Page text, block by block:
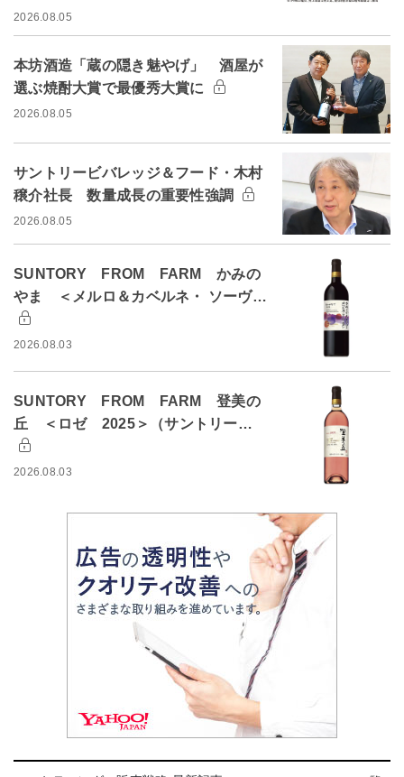
2026.08.05
本坊酒造「蔵の隠き魅やげ」 酒屋が
選ぶ焼酎大賞で最優秀大賞に
2026.08.05
サントリービバレッジ＆フード・木村
穣介社長 数量成長の重要性強調
2026.08.05
SUNTORY FROM FARM かみの
やま ＜メルロ＆カベルネ・ ソーヴ…
2026.08.03
SUNTORY FROM FARM 登美の
丘 ＜ロゼ 2025＞（サントリー…
2026.08.03